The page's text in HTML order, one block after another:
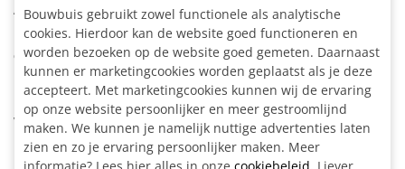
Artikelnummer:
204137Z
Omschrijving
Hoekstuk verstelbaar (deel) zwart voor het maken van een
variabele hoekverbinding 90 - 180°.
Bestel 2 stuks om een 1 geheel te vormen.
Bouwbuis gebruikt zowel functionele als analytische
cookies. Hierdoor kan de website goed functioneren en
worden bezoeken op de website goed gemeten. Daarnaast
kunnen er marketingcookies worden geplaatst als je deze
accepteert. Met marketingcookies kunnen wij de ervaring
op onze website persoonlijker en meer gestroomlijnd
maken. We kunnen je namelijk nuttige advertenties laten
zien en zo je ervaring persoonlijker maken. Meer
informatie? Lees hier alles in onze cookiebeleid. Liever